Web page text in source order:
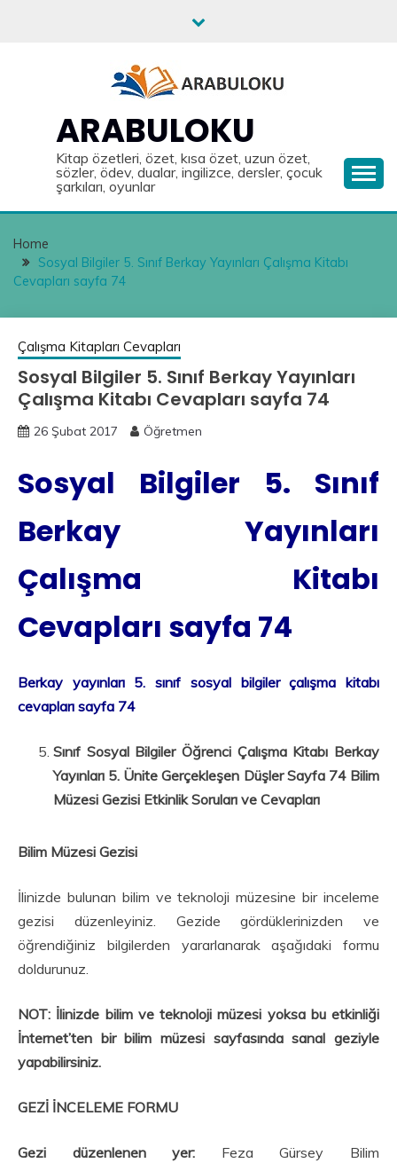
ARABULOKU
Kitap özetleri, özet, kısa özet, uzun özet,
sözler, ödev, dualar, ingilizce, dersler, çocuk
şarkıları, oyunlar
Home
Sosyal Bilgiler 5. Sınıf Berkay Yayınları Çalışma Kitabı
Cevapları sayfa 74
Çalışma Kitapları Cevapları
Sosyal Bilgiler 5. Sınıf Berkay Yayınları
Çalışma Kitabı Cevapları sayfa 74
26 Şubat 2017 Öğretmen
Sosyal Bilgiler 5. Sınıf
Berkay Yayınları
Çalışma Kitabı
Cevapları sayfa 74
Berkay yayınları 5. sınıf sosyal bilgiler çalışma kitabı
cevapları sayfa 74
Sınıf Sosyal Bilgiler Öğrenci Çalışma Kitabı Berkay
Yayınları 5. Ünite Gerçekleşen Düşler Sayfa 74 Bilim
Müzesi Gezisi Etkinlik Soruları ve Cevapları
Bilim Müzesi Gezisi
İlinizde bulunan bilim ve teknoloji müzesine bir inceleme
gezisi düzenleyiniz. Gezide gördükleri­nizden ve
öğrendiğiniz bilgilerden yararlanarak aşağıdaki formu
doldurunuz.
NOT: İlinizde bilim ve teknoloji müzesi yoksa bu etkinliği
İnternet’ten bir bilim müzesi sayfasında sanal geziyle
yapabilirsiniz.
GEZİ İNCELEME FORMU
Gezi düzenlenen yer: Feza Gürsey Bilim